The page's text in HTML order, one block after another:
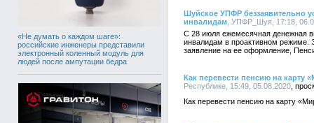
«Не думать о каждом шаге»:
российские инженеры представили
электронный коленный модуль для
людей после ампутации бедра
Шуйское УПФР беззаявительно
инвалидам , УПФР_Шуя, 17:18,
С 28 июля ежемесячная денежная
инвалидам в проактивном режиме.
заявление на ее оформление,
Как перевести пенсию на карту
Республике, 15:49, 05.08.2020
Как перевести пенсию на карту